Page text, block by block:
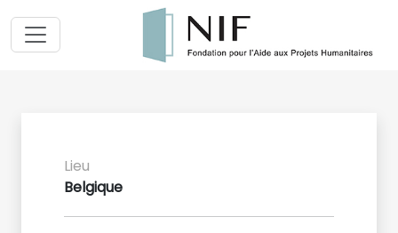
Lieu
Belgique